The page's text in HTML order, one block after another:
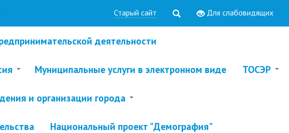
Старый сайт Для слабовидящих
деятельности
Муниципальные услуги в электронном виде ТОСЭР
и организации города
Национальный проект "Демография"